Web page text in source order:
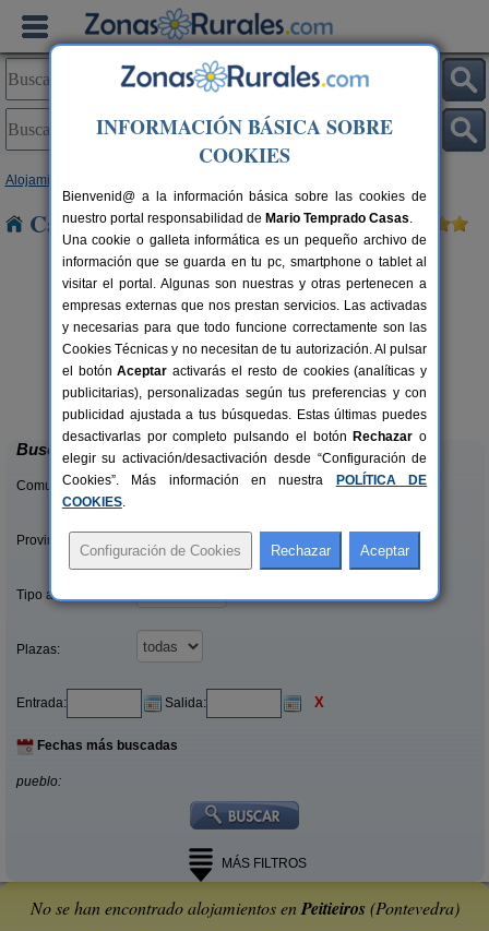
Alojamientos
Casas Rurales cerca de Peitieiros
14+10 pers.
desde33 €
Casa de Labranza A Rega
Poio (Pontevedra)
Buscar
Comunidades:
Provincias/Islas:
Tipo alquiler:
Plazas:
Entrada: Salida: X
Fechas más buscadas
pueblo:
MÁS FILTROS
No se han encontrado alojamientos enPeitieiros(Pontevedra)
INFORMACIÓN BÁSICA SOBRE
COOKIES
Bienvenid@ a la información básica sobre las cookies de
nuestro portal responsabilidad de Mario Temprado Casas.
Una cookie o galleta informática es un pequeño archivo de
información que se guarda en tu pc, smartphone o tablet al
visitar el portal. Algunas son nuestras y otras pertenecen a
empresas externas que nos prestan servicios. Las activadas
y necesarias para que todo funcione correctamente son las
Cookies Técnicas y no necesitan de tu autorización. Al pulsar
el botónAceptar activarás el resto de cookies (analíticas y
publicitarias), personalizadas según tus preferencias y con
publicidad ajustada a tus búsquedas. Estas últimas puedes
desactivarlas por completo pulsando el botón Rechazar o
elegir su activación/desactivación desde “Configuración de
Cookies”. Más información en nuestra
POLÍTICA DE
COOKIES.